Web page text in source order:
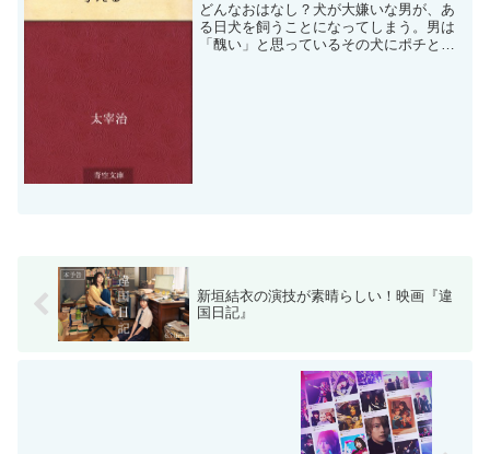
どんなおはなし？犬が大嫌いな男が、あ
る日犬を飼うことになってしまう。男は
「醜い」と思っているその犬にポチと名
新垣結衣の演技が素晴らしい！映画『違
国日記』